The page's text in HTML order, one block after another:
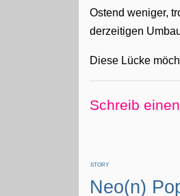
Ostend weniger,
derzeitigen
Diese Lücke
Schreib
STORY
Neo(n)